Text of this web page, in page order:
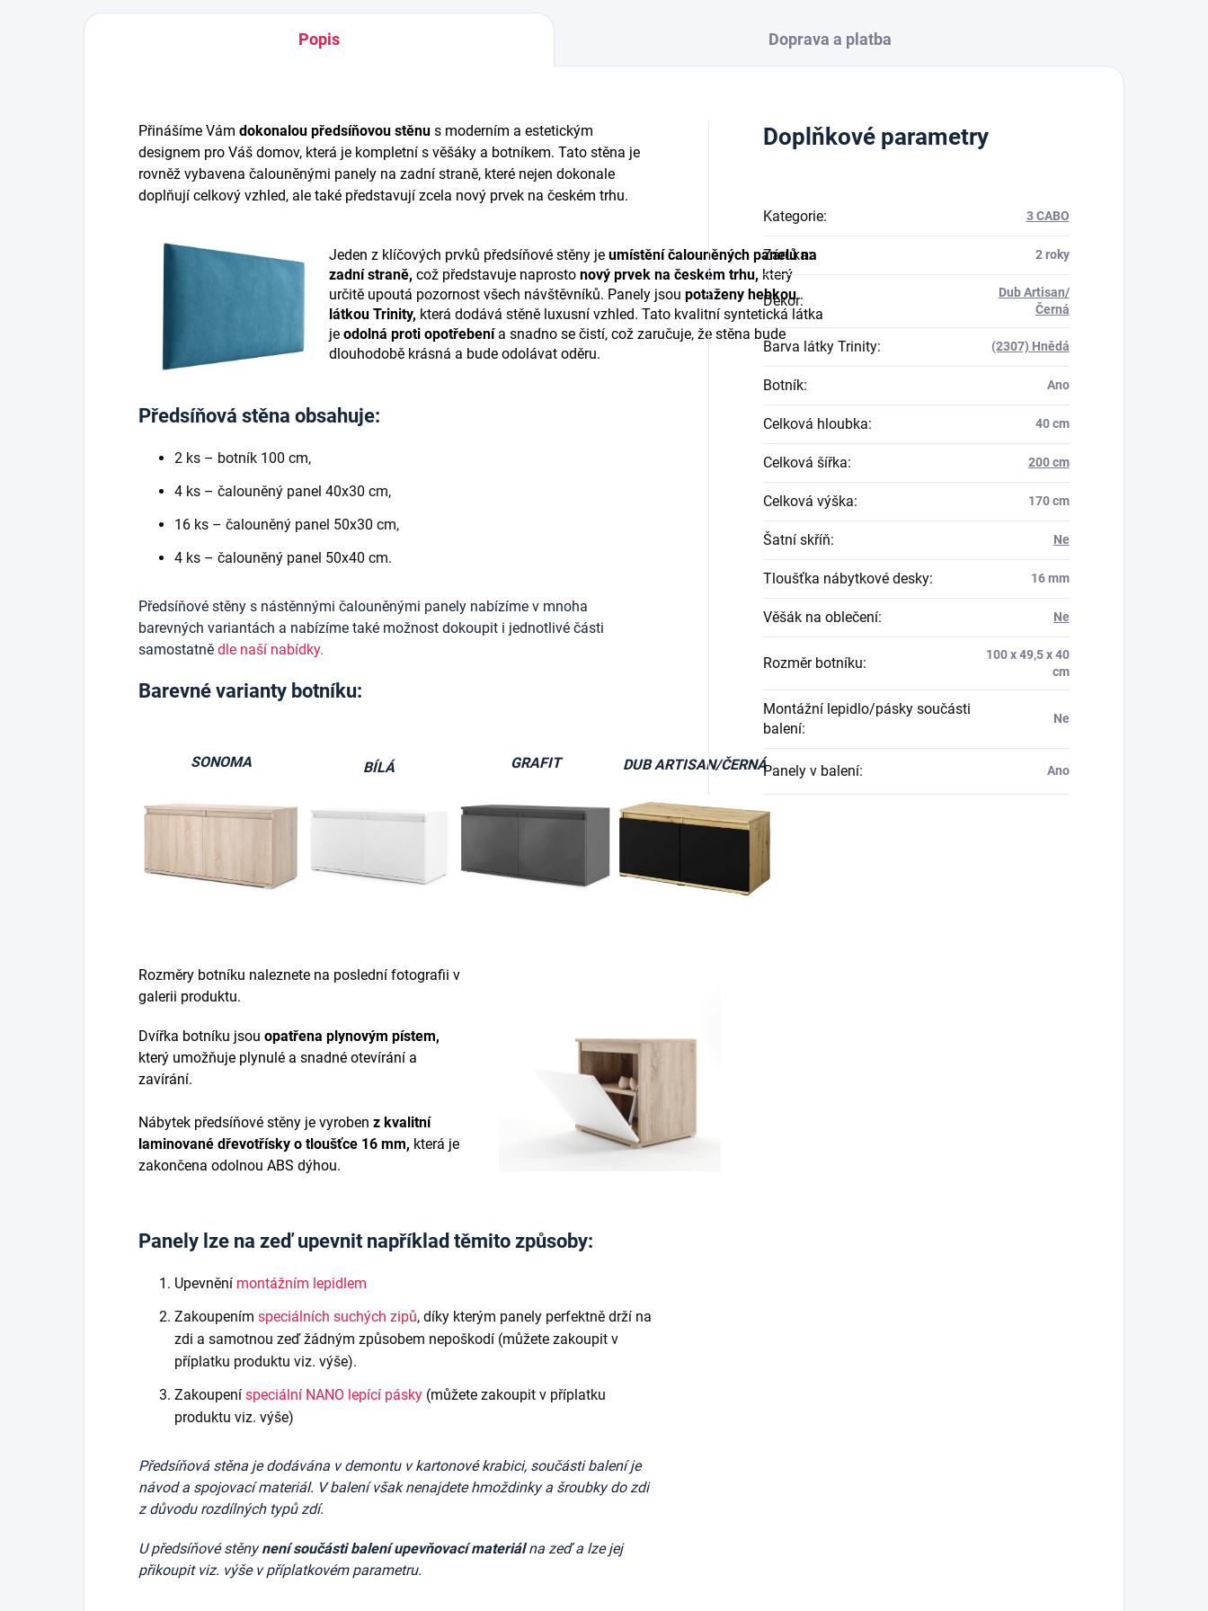
Popis Doprava a platba
Přinášíme Vám dokonalou předsíňovou stěnu s moderním a estetickým
designem pro Váš domov, která je kompletní s věšáky a botníkem. Tato stěna je
rovněž vybavena čalouněnými panely na zadní straně, které nejen dokonale
doplňují celkový vzhled, ale také představují zcela nový prvek na českém trhu.
Jeden z klíčových prvků předsíňové stěny je umístění čalouněných panelů na
zadní straně, což představuje naprosto nový prvek na českém trhu, který
určitě upoutá pozornost všech návštěvníků. Panely jsou potaženy hebkou
látkou Trinity, která dodává stěně luxusní vzhled. Tato kvalitní syntetická látka
je odolná proti opotřebenía snadno se čistí, což zaručuje, že stěna bude
dlouhodobě krásná a bude odolávat oděru.
Předsíňová stěna obsahuje:
2 ks – botník 100 cm,
4 ks – čalouněný panel 40x30 cm,
16 ks – čalouněný panel 50x30 cm,
4 ks – čalouněný panel 50x40 cm.
Předsíňové stěny s nástěnnými čalouněnými panely nabízíme v mnoha
barevných variantách a nabízíme také možnost dokoupit i jednotlivé části
samostatně dle naší nabídky.
Barevné varianty botníku:
SONOMA BÍLÁ GRAFIT DUB ARTISAN/ČERNÁ
Rozměry botníku naleznete na poslední fotografii v
galerii produktu.
Dvířka botníku jsou opatřena plynovým pístem,
který umožňuje plynulé a snadné otevírání a
zavírání.
Nábytek předsíňové stěny je vyroben z kvalitní
laminované dřevotřísky o tloušťce 16 mm, která je
zakončena odolnou ABS dýhou.
Panely lze na zeď upevnit například těmito způsoby:
Upevnění montážním lepidlem
Zakoupením speciálních suchých zipů, díky kterým panely perfektně drží na
zdi a samotnou zeď žádným způsobem nepoškodí (můžete zakoupit v
příplatku produktu viz. výše).
Zakoupení speciální NANO lepící pásky (můžete zakoupit v příplatku
produktu viz. výše)
Předsíňová stěna je dodávána v demontu v kartonové krabici, součásti balení je
návod a spojovací materiál. V balení však nenajdetehmoždinky a šroubky do zdi
z důvodu rozdílných typů zdí.
U předsíňové stěnynení součásti balení upevňovací materiálna zeď a lze jej
přikoupit viz. výše v příplatkovém parametru.
Doplňkové parametry
Kategorie: 3 CABO
Záruka: 2 roky
Dekor:
Dub Artisan/
Černá
Barva látky Trinity: (2307) Hnědá
Botník: Ano
Celková hloubka: 40 cm
Celková šířka: 200 cm
Celková výška: 170 cm
Šatní skříň: Ne
Tloušťka nábytkové desky: 16 mm
Věšák na oblečení: Ne
Rozměr botníku:
100 x 49,5 x 40
cm
Montážní lepidlo/pásky součásti
balení:
Ne
Panely v balení: Ano